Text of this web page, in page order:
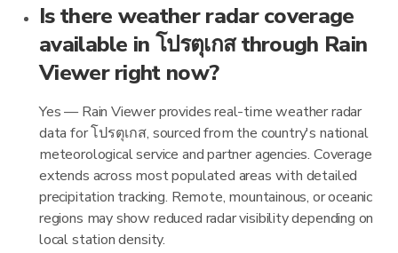
Is there weather radar coverage
available in โปรตุเกส through Rain
Viewer right now?
Yes — Rain Viewer provides real-time weather radar
data for โปรตุเกส, sourced from the country's national
meteorological service and partner agencies. Coverage
extends across most populated areas with detailed
precipitation tracking. Remote, mountainous, or oceanic
regions may show reduced radar visibility depending on
local station density.